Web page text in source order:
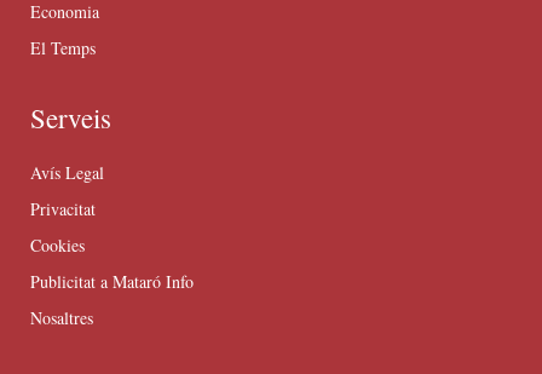
Economia
El Temps
Serveis
Avís Legal
Privacitat
Cookies
Publicitat a Mataró Info
Nosaltres